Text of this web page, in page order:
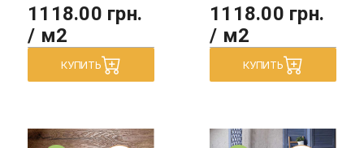
1118.00 грн.
/ м2
КУПИТЬ
1118.00 грн.
/ м2
КУПИТЬ